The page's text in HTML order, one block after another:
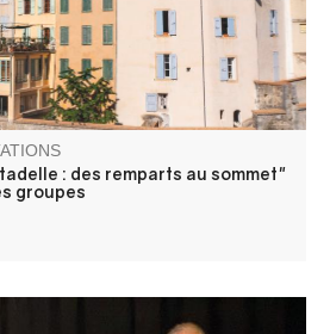
: des remparts au sommet"
groupes